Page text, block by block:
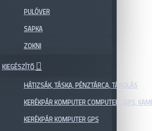
PULÓVER
SAPKA
ZOKNI
KIEGÉSZÍTŐ
HÁTIZSÁK, TÁSKA, PÉNZTÁRCA, TÁROLÁS
KERÉKPÁR KOMPUTER COMPUTER , GPS,
KERÉKPÁR KOMPUTER GPS